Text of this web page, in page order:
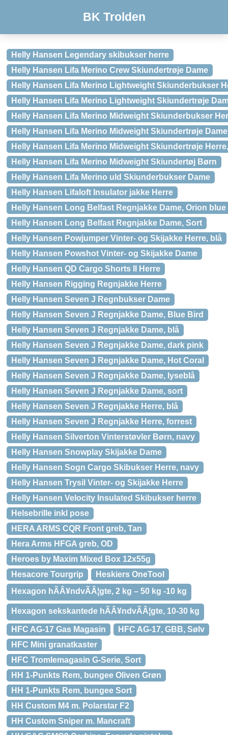
BK Trolden
Helly Hansen Legendary skibukser herre
Helly Hansen Lifa Merino Crew Skiundertrøje Dame
Helly Hansen Lifa Merino Lightweight Skiunderbukser
Helly Hansen Lifa Merino Lightweight Skiundertrøje
Helly Hansen Lifa Merino Midweight Skiunderbukser
Helly Hansen Lifa Merino Midweight Skiundertrøje Dame
Helly Hansen Lifa Merino Midweight Skiundertrøje
Helly Hansen Lifa Merino Midweight Skiundertøj Børn
Helly Hansen Lifa Merino uld Skiunderbukser Dame
Helly Hansen Lifaloft Insulator jakke Herre
Helly Hansen Long Belfast Regnjakke Dame, Orion blue
Helly Hansen Long Belfast Regnjakke Dame, Sort
Helly Hansen Powjumper Vinter- og Skijakke Herre, blå
Helly Hansen Powshot Vinter- og Skijakke Dame
Helly Hansen QD Cargo Shorts II Herre
Helly Hansen Rigging Regnjakke Herre
Helly Hansen Seven J Regnbukser Dame
Helly Hansen Seven J Regnjakke Dame, Blue Bird
Helly Hansen Seven J Regnjakke Dame, blå
Helly Hansen Seven J Regnjakke Dame, dark pink
Helly Hansen Seven J Regnjakke Dame, Hot Coral
Helly Hansen Seven J Regnjakke Dame, lyseblå
Helly Hansen Seven J Regnjakke Dame, sort
Helly Hansen Seven J Regnjakke Herre, blå
Helly Hansen Seven J Regnjakke Herre, forrest
Helly Hansen Silverton Vinterstøvler Børn, navy
Helly Hansen Snowplay Skijakke Dame
Helly Hansen Sogn Cargo Skibukser Herre, navy
Helly Hansen Trysil Vinter- og Skijakke Herre
Helly Hansen Velocity Insulated Skibukser herre
Helsebrille inkl pose
HERA ARMS CQR Front greb, Tan
Hera Arms HFGA greb, OD
Heroes by Maxim Mixed Box 12x55g
Hesacore Tourgrip
Heskiers OneTool
Hexagon hÃÂ¥ndvÃÂ¦gte, 2 kg – 50 kg -10 kg
Hexagon sekskantede hÃÂ¥ndvÃÂ¦gte, 10-30 kg
HFC AG-17 Gas Magasin
HFC AG-17, GBB, Sølv
HFC Mini granatkaster
HFC Tromlemagasin G-Serie, Sort
HH 1-Punkts Rem, bungee Oliven Grøn
HH 1-Punkts Rem, bungee Sort
HH Custom M4 m. Polarstar F2
HH Custom Sniper m. Mancraft